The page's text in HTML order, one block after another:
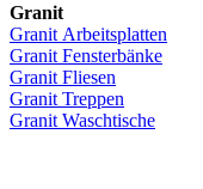
Granit
Granit Arbeitsplatten
Granit Fensterbänke
Granit Fliesen
Granit Treppen
Granit Waschtische